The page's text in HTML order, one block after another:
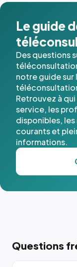
Le guide
Des questions
notre guide sur
Retrouvez à
service, les
disponibles,
courants et
informations.
Questions